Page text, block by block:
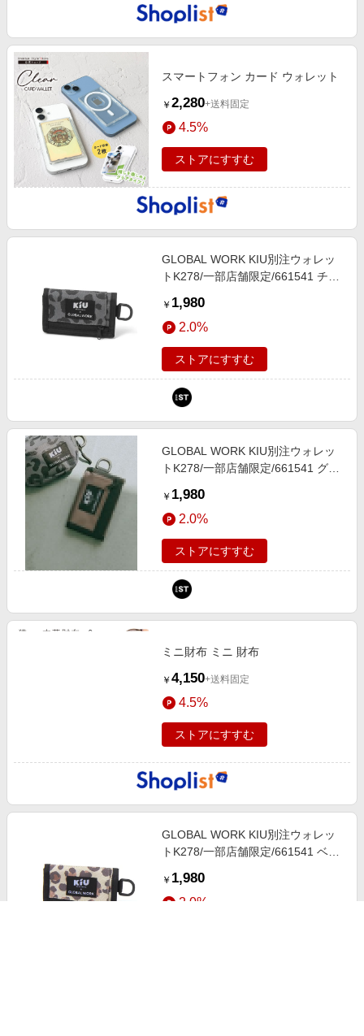
スマートフォン カード ウォレット
￥ 2,280+送料固定
4.5%
ストアにすすむ
GLOBAL WORK KIU別注ウォレッ
トK278/一部店舗限定/661541 チャ
ローバルワーク 661541 and ST ア
ンドエスティ（旧ドットエスティ）
￥ 1,980
2.0%
ストアにすすむ
GLOBAL WORK KIU別注ウォレッ
トK278/一部店舗限定/661541 グレ
ーク 661541 and ST アンドエステ
ィ（旧ドットエスティ）
￥ 1,980
2.0%
ストアにすすむ
ミニ財布 ミニ 財布
￥ 4,150+送料固定
4.5%
ストアにすすむ
GLOBAL WORK KIU別注ウォレッ
トK278/一部店舗限定/661541 ベー
ワーク 661541 and ST アンドエス
ティ（旧ドットエスティ）
￥ 1,980
2.0%